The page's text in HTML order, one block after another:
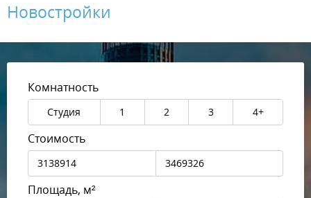
Новостройки
Комнатность
Студия 1 2 3 4+
Стоимость
Площадь, м²